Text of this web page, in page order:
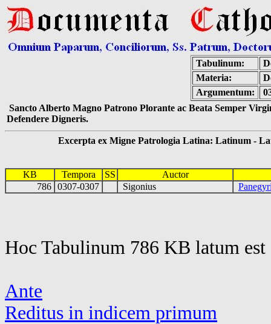
Tabulinum:
Materia:
Argumentum:
Sancto Alberto Magno Patrono Plorante ac Beata Semper
Defendere Digneris.
Excerpta ex Migne Patrologia Latina: Latinum -
KB Tempora SS
Auctor
786 0307-0307 Sigonius
Hoc Tabulinum 786 KB latum
Ante
Reditus in indicem primum